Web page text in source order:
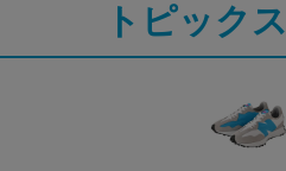
トピックス